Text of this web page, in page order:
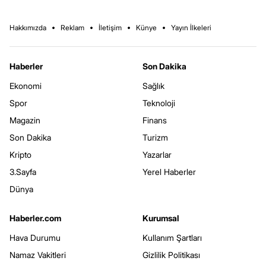
Hakkımızda Reklam İletişim Künye Yayın İlkeleri
Haberler
Ekonomi
Spor
Magazin
Son Dakika
Kripto
3.Sayfa
Dünya
Son Dakika
Sağlık
Teknoloji
Finans
Turizm
Yazarlar
Yerel Haberler
Haberler.com
Hava Durumu
Namaz Vakitleri
Kurumsal
Kullanım Şartları
Gizlilik Politikası